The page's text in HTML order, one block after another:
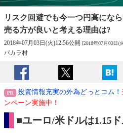
リスク回避でも今一つ円高にな
売る方が良いと考える理由は?
2018年07月03日(火)12:56公開 [2018年07月03日(
バカラ村
投資情報充実の外為どっとコム！
ンペーン実施中！
■ユーロ/米ドルは1.15